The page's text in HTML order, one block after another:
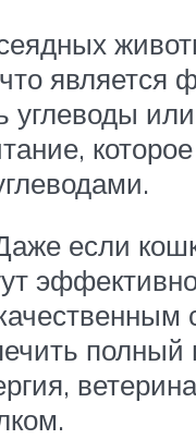
углеводы
если